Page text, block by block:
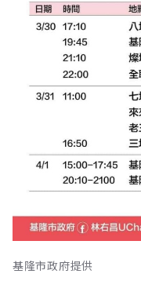
基隆市政府提供